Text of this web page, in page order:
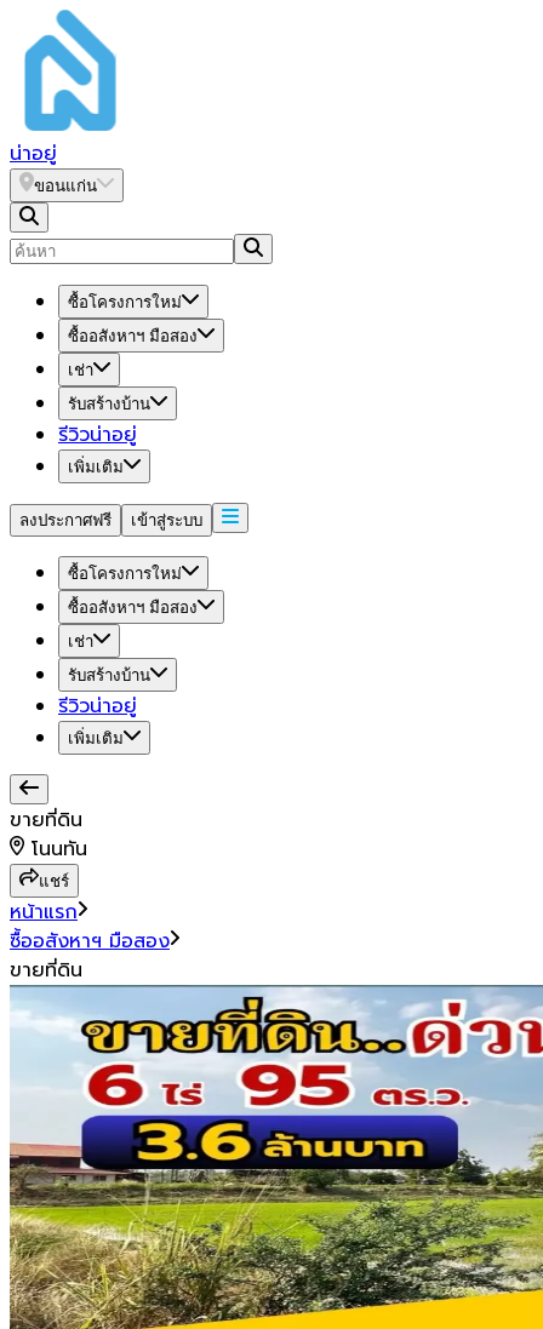
น่าอยู่
ขอนแก่น
ซื้อโครงการใหม่
ซื้ออสังหาฯ มือสอง
เช่า
รับสร้างบ้าน
รีวิวน่าอยู่
เพิ่มเติม
ลงประกาศฟรี เข้าสู่ระบบ
ซื้อโครงการใหม่
ซื้ออสังหาฯ มือสอง
เช่า
รับสร้างบ้าน
รีวิวน่าอยู่
เพิ่มเติม
ขายที่ดิน
โนนทัน
แชร์
หน้าแรก
ซื้ออสังหาฯ มือสอง
ขายที่ดิน